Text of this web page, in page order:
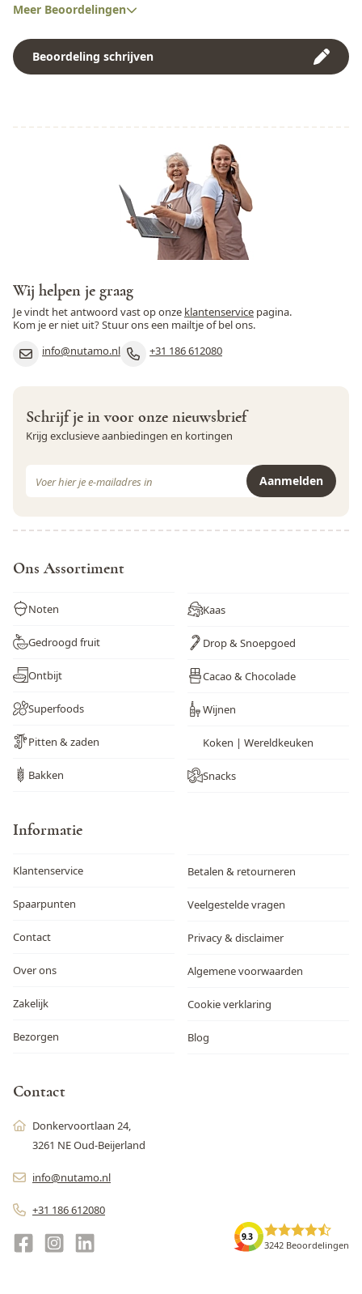
Mosterd
Noten Ja
Peulvruchten Ja
Nee
Ja
Ja
Soja Ja
Varkensvlees
Weekdieren
Wortel Nee
Zwaveldioxide en sulfieten
Beoordeling schrijven
Meer Beoordelingen
Wij helpen je graag
Je vindt het antwoord vast op onze klantenservice pagina.
Kom je er niet uit? Stuur ons een mailtje of bel ons.
info@nutamo.nl
+31 186 612080
Schrijf je in voor onze nieuwsbrief
Krijg exclusieve aanbiedingen en kortingen
Aanmelden
Ons Assortiment
Noten
Gedroogd fruit
Ontbijt
Superfoods
Pitten & zaden
Bakken
Kaas
Drop & Snoepgoed
Cacao & Chocolade
Wijnen
Koken | Wereldkeuken
Snacks
Informatie
Klantenservice
Spaarpunten
Contact
Over ons
Zakelijk
Bezorgen
Betalen & retourneren
Veelgestelde vragen
Privacy & disclaimer
Algemene voorwaarden
Cookie verklaring
Blog
Contact
Donkervoortlaan 24,
3261 NE Oud-Beijerland
info@nutamo.nl
+31 186 612080
9.3
3242 Beoordelingen